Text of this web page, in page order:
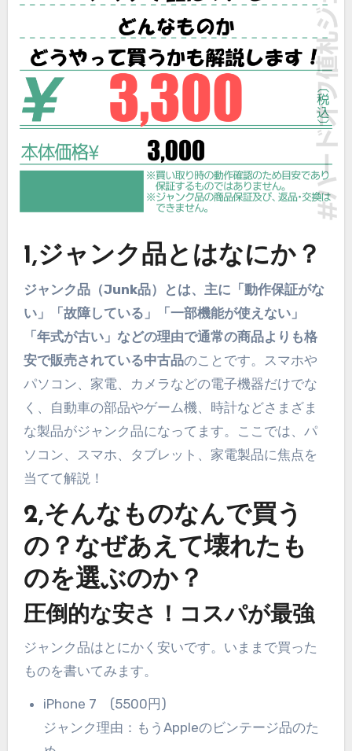
1,ジャンク品とはなにか？
ジャンク品（Junk品）
とは、主に「動作保証がな
い」「故障している」「一部機能が使えない」
「年式が古い」などの理由で通常の商品よりも格
安で販売されている中古品のことです。スマホや
パソコン、家電、カメラなどの電子機器だけでな
く、自動車の部品やゲーム機、時計などさまざま
な製品がジャンク品になってます。ここでは、パ
ソコン、スマホ、タブレット、家電製品に焦点を
当てて解説！
2,そんなものなんで買う
の？なぜあえて壊れたも
のを選ぶのか？
圧倒的な安さ！コスパが最強
ジャンク品はとにかく安いです。いままで買った
ものを書いてみます。
iPhone 7 (5500円)
ジャンク理由：もうAppleのビンテージ品のた